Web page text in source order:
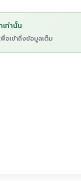
ท่านั้น
อเข้าถึงข้อมูลเต็ม